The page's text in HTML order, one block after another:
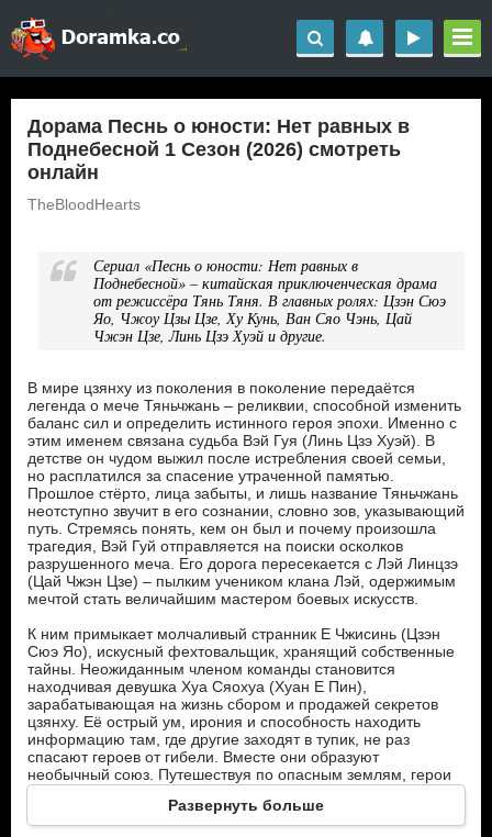
Дорама Песнь о юности: Нет равных в
Поднебесной 1 Сезон (2026) смотреть
онлайн
TheBloodHearts
Сериал «Песнь о юности: Нет равных в
Поднебесной» – китайская приключенческая драма
от режиссёра Тянь Тяня. В главных ролях: Цзэн Сюэ
Яо, Чжоу Цзы Цзе, Ху Кунь, Ван Сяо Чэнь, Цай
Чжэн Цзе, Линь Цзэ Хуэй и другие.
В мире цзянху из поколения в поколение передаётся
легенда о мече Тяньчжань – реликвии, способной изменить
баланс сил и определить истинного героя эпохи. Именно с
этим именем связана судьба Вэй Гуя (Линь Цзэ Хуэй). В
детстве он чудом выжил после истребления своей семьи,
но расплатился за спасение утраченной памятью.
Прошлое стёрто, лица забыты, и лишь название Тяньчжань
неотступно звучит в его сознании, словно зов, указывающий
путь. Стремясь понять, кем он был и почему произошла
трагедия, Вэй Гуй отправляется на поиски осколков
разрушенного меча. Его дорога пересекается с Лэй Линцзэ
(Цай Чжэн Цзе) – пылким учеником клана Лэй, одержимым
мечтой стать величайшим мастером боевых искусств.
К ним примыкает молчаливый странник Е Чжисинь (Цзэн
Сюэ Яо), искусный фехтовальщик, хранящий собственные
тайны. Неожиданным членом команды становится
находчивая девушка Хуа Сяохуа (Хуан Е Пин),
зарабатывающая на жизнь сбором и продажей секретов
цзянху. Её острый ум, ирония и способность находить
информацию там, где другие заходят в тупик, не раз
спасают героев от гибели. Вместе они образуют
необычный союз. Путешествуя по опасным землям, герои
сталкиваются с жестокостью и несправедливостью,
вмешиваются в чужие судьбы и всё чаще понимают, что
поиски меча – лишь часть более масштабной борьбы. Их
Развернуть больше